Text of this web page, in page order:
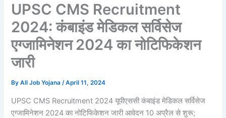
UPSC CMS Recruitment
2024: कंबाइंड मेडिकल सर्विसेज
एग्जामिनेशन 2024 का नोटिफिकेशन
जारी
ByAll Job Yojana/April 11, 2024
UPSC CMS Recruitment 2024 यूपीएससी कंबाइंड मेडिकल सर्विसेज
एग्जामिनेशन 2024 का नोटिफिकेशन जारी आवेदन 10 अप्रैल से शुरू;